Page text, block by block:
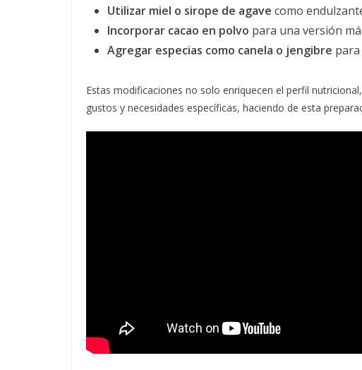
Utilizar miel o sirope de agave como
Incorporar cacao en polvo para una versión
Agregar especias como canela o jengibre
Estas modificaciones no solo enriquecen el perfil
gustos y necesidades específicas, haciendo de esta